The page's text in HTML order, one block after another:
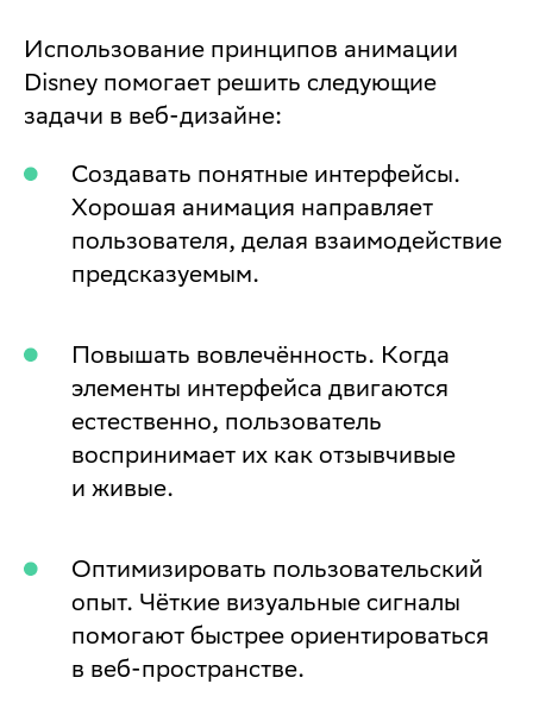
Использование принципов анимации
Disney помогает решить следующие
задачи в веб-дизайне:
Создавать понятные интерфейсы.
Хорошая анимация направляет
пользователя, делая взаимодействие
предсказуемым.
Повышать вовлечённость. Когда
элементы интерфейса двигаются
естественно, пользователь
воспринимает их как отзывчивые
и живые.
Оптимизировать пользовательский
опыт. Чёткие визуальные сигналы
помогают быстрее ориентироваться
в веб-пространстве.